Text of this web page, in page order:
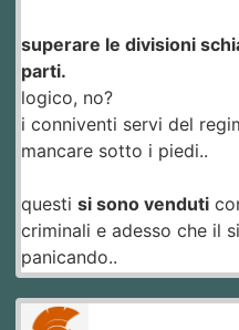
superare le divisioni
parti.
logico, no?
i conniventi servi del
mancare sotto i piedi..
questi si sono venduti
criminali e adesso che il
panicando..